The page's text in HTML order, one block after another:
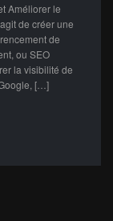
Améliorer le
de créer une
de
ou SEO
la visibilité de
[…]